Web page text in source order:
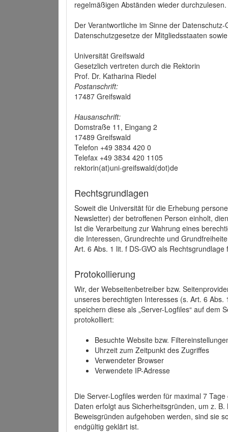
regelmäßigen Abständen wieder durchzulesen.
Der Verantwortliche im Sinne der
Datenschutzgesetze der Mitgliedsstaaten
Universität Greifswald
Gesetzlich vertreten durch die Rektorin
Prof. Dr. Katharina Riedel
Postanschrift:
17487 Greifswald
Hausanschrift:
Domstraße 11, Eingang 2
17489 Greifswald
Telefon +49 3834 420 0
Telefax +49 3834 420 1105
rektorin(at)uni-greifswald(dot)de
Rechtsgrundlagen
Soweit die Universität für die Erhebung
Newsletter) der betroffenen Person einholt,
Ist die Verarbeitung zur Wahrung eines
die Interessen, Grundrechte und
Art. 6 Abs. 1 lit. f DS-GVO als
Protokollierung
Wir, der Webseitenbetreiber bzw.
unseres berechtigten Interesses (s. Art. 6
speichern diese als „Server-Logfiles“ auf dem
protokolliert:
Besuchte Website bzw.
Uhrzeit zum Zeitpunkt des Zugriffes
Verwendeter Browser
Verwendete IP-Adresse
Die Server-Logfiles werden für maximal 7
Daten erfolgt aus Sicherheitsgründen, um z.
Beweisgründen aufgehoben werden, sind sie
endgültig geklärt ist.